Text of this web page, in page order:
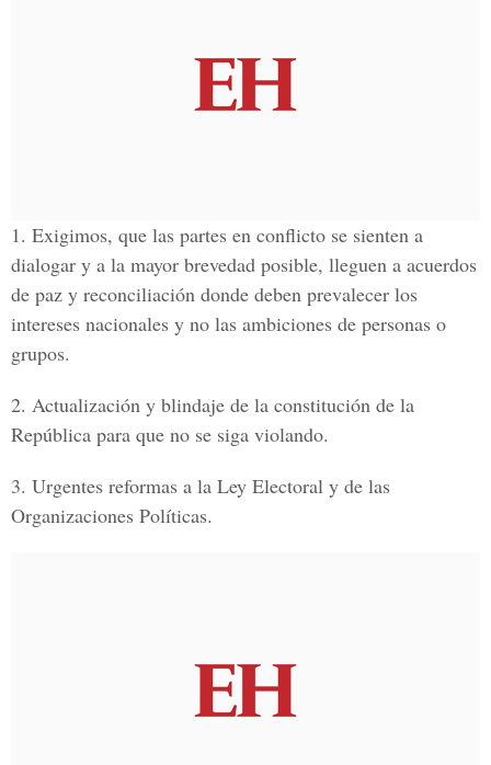
1. Exigimos, que las partes en conflicto se sienten a
dialogar y a la mayor brevedad posible, lleguen a acuerdos
de paz y reconciliación donde deben prevalecer los
intereses nacionales y no las ambiciones de personas o
grupos.
2. Actualización y blindaje de la constitución de la
República para que no se siga violando.
3. Urgentes reformas a la Ley Electoral y de las
Organizaciones Políticas.